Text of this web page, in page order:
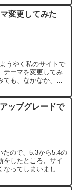
変更してみた
うやく私のサイトで
テーマを変更してみ
も、なかなか、表
ップグレードで
たので、5.3から5.4の
をしたところ、サイ
なってしまいまし